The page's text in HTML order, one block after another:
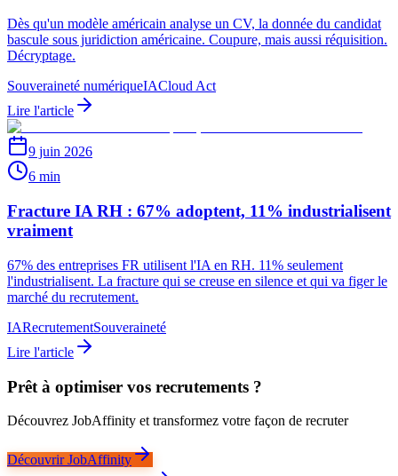
Dès qu'un modèle américain analyse un CV, la donnée du candidat
bascule sous juridiction américaine. Coupure, mais aussi réquisition.
Décryptage.
Souveraineté numériqueIACloud Act
Lire l'article
9 juin 2026
6 min
Fracture IA RH : 67% adoptent, 11% industrialisent
vraiment
67% des entreprises FR utilisent l'IA en RH. 11% seulement
l'industrialisent. La fracture qui se creuse en silence et qui va figer le
marché du recrutement.
IARecrutementSouveraineté
Lire l'article
Prêt à optimiser vos recrutements ?
Découvrez JobAffinity et transformez votre façon de recruter
Découvrir JobAffinity